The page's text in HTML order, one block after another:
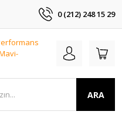
0 (212) 248 15 29
ARA